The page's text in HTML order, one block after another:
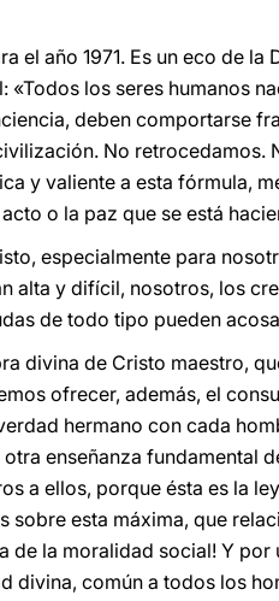
el año 1971. Es un eco de
«Todos los seres humanos
deben comportarse
No retrocedamos.
y valiente a esta fórmula,
o la paz que se está
especialmente para
alta y difícil, nosotros, los
de todo tipo pueden
divina de Cristo maestro,
ofrecer, además, el
hermano con cada
enseñanza fundamental
a ellos, porque ésta es la
sobre esta máxima, que
de la moralidad social! Y
divina, común a todos los